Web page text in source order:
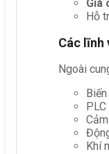
Giá
Hỗ
Các lĩnh
Ngoài
Khí